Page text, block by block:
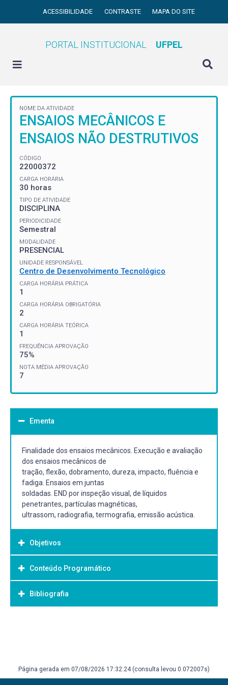
ACESSIBILIDADE CONTRASTE MAPA DO SITE
PORTAL INSTITUCIONAL UFPEL
NOME DA ATIVIDADE
ENSAIOS MECÂNICOS E
ENSAIOS NÃO DESTRUTIVOS
CÓDIGO
22000372
CARGA HORÁRIA
30 horas
TIPO DE ATIVIDADE
DISCIPLINA
PERIODICIDADE
Semestral
MODALIDADE
PRESENCIAL
UNIDADE RESPONSÁVEL
Centro de Desenvolvimento Tecnológico
CARGA HORÁRIA PRÁTICA
1
CARGA HORÁRIA OBRIGATÓRIA
2
CARGA HORÁRIA TEÓRICA
1
FREQUÊNCIA APROVAÇÃO
75%
NOTA MÉDIA APROVAÇÃO
7
Ementa
Finalidade dos ensaios mecânicos. Execução e avaliação
dos ensaios mecânicos de
tração, flexão, dobramento, dureza, impacto, fluência e
fadiga. Ensaios em juntas
soldadas. END por inspeção visual, de líquidos
penetrantes, partículas magnéticas,
ultrassom, radiografia, termografia, emissão acústica.
Objetivos
Objetivo Geral:
O aluno deve estar apto a executar e interpretar
informações dos diversos ensaios
Conteúdo Programático
Bibliografia
McGraw-Hill, 2a ed. 1986. DIETER, GE, Metalurgia
Página gerada em 07/08/2026 17:32:24 (consulta levou 0.072007s)